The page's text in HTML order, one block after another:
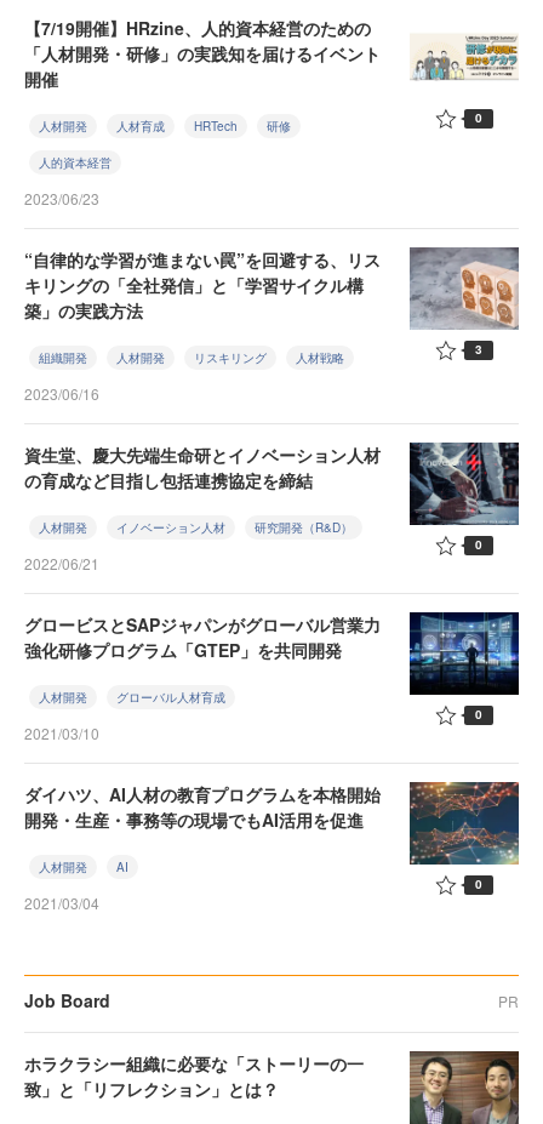
【7/19開催】HRzine、人的資本経営のための
「人材開発・研修」の実践知を届けるイベント
開催
人材開発 人材育成 HRTech 研修
人的資本経営
2023/06/23
0
“自律的な学習が進まない罠”を回避する、リス
キリングの「全社発信」と「学習サイクル構
築」の実践方法
組織開発 人材開発 リスキリング 人材戦略
2023/06/16
3
資生堂、慶大先端生命研とイノベーション人材
の育成など目指し包括連携協定を締結
人材開発 イノベーション人材 研究開発（R&D）
2022/06/21
0
グロービスとSAPジャパンがグローバル営業力
強化研修プログラム「GTEP」を共同開発
人材開発 グローバル人材育成
2021/03/10
0
ダイハツ、AI人材の教育プログラムを本格開始
開発・生産・事務等の現場でもAI活用を促進
人材開発 AI
2021/03/04
0
Job Board PR
ホラクラシー組織に必要な「ストーリーの一
致」と「リフレクション」とは？